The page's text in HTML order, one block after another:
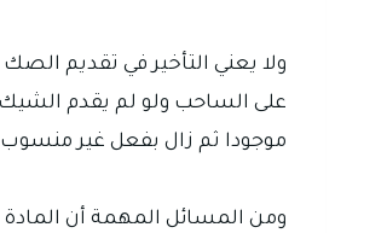
على الساحب ولو لم يقدم الشيك
موجودا ثم زال بفعل غير منسوب